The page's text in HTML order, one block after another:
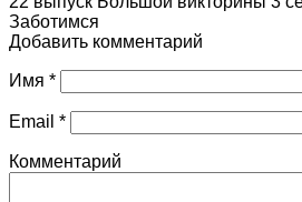
Заботимся
Добавить комментарий
Имя *
Email *
Комментарий